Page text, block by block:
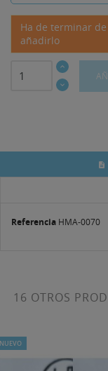
Ha de terminar
añadirlo
Referencia HMA-0070
16 OTROS